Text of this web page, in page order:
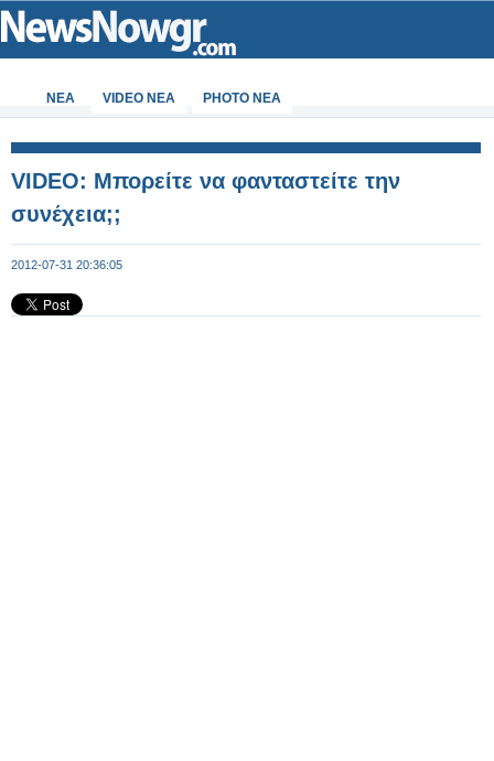
ΝΕΑ VIDEO NEA PHOTO NEA
VIDEO: Μπορείτε να φανταστείτε την
συνέχεια;;
2012-07-31 20:36:05